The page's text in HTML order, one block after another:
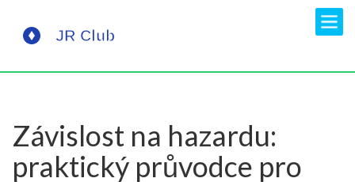
Závislost na hazardu:
praktický průvodce pro